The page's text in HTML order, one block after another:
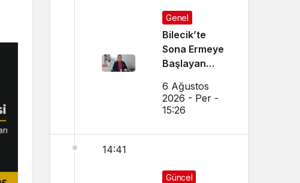
Genel
Bilecik’te
Sona Ermeye
Başlayan
Sürdürüyor
6 Ağustos
2026 - Per -
15:26
14:41
Güncel